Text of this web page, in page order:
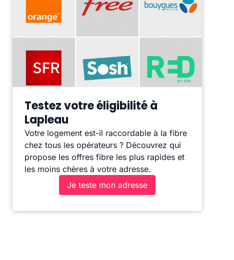
Testez votre éligibilité à
Lapleau
Votre logement est-il raccordable à la fibre
chez tous les opérateurs ? Découvrez qui
propose les offres fibre les plus rapides et
les moins chères à votre adresse.
Je teste mon adresse